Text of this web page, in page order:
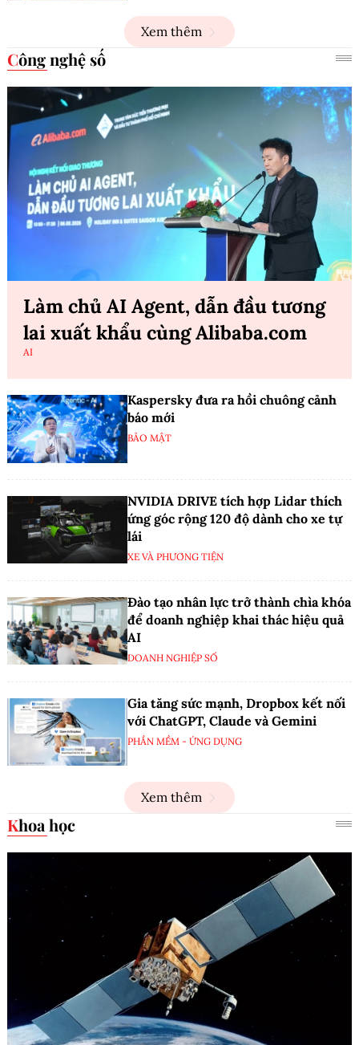
Xem thêm
Công nghệ số
Làm chủ AI Agent, dẫn đầu tương
lai xuất khẩu cùng Alibaba.com
AI
Kaspersky đưa ra hồi chuông cảnh
báo mới
BẢO MẬT
NVIDIA DRIVE tích hợp Lidar thích
ứng góc rộng 120 độ dành cho xe tự
lái
XE VÀ PHƯƠNG TIỆN
Đào tạo nhân lực trở thành chìa khóa
để doanh nghiệp khai thác hiệu quả
AI
DOANH NGHIỆP SỐ
Gia tăng sức mạnh, Dropbox kết nối
với ChatGPT, Claude và Gemini
PHẦN MỀM - ỨNG DỤNG
Xem thêm
Khoa học